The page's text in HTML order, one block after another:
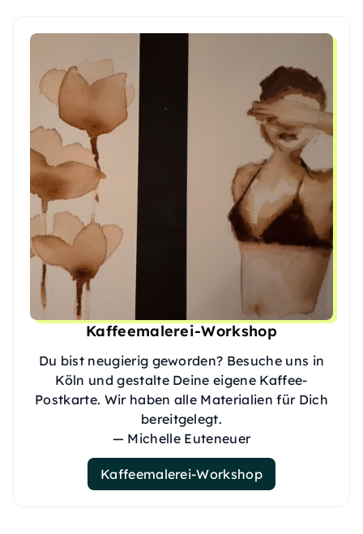
Kaffeemalerei-Workshop
Du bist neugierig geworden? Besuche uns in
Köln und gestalte Deine eigene Kaffee-
Postkarte. Wir haben alle Materialien für Dich
bereitgelegt.
— Michelle Euteneuer
Kaffeemalerei-Workshop